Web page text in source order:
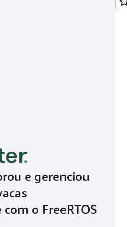
e gerenciou
o FreeRTOS